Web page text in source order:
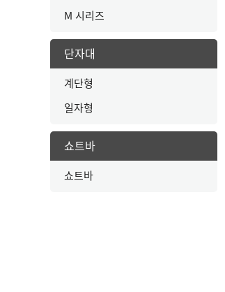
M 시리즈
단자대
계단형
일자형
쇼트바
쇼트바